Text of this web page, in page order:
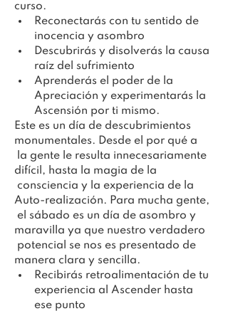
curso.
Reconectarás con tu sentido de
inocencia y asombro
Descubrirás y disolverás la causa
raíz del sufrimiento
Aprenderás el poder de la
Apreciación y experimentarás la
Ascensión por ti mismo.
Este es un día de descubrimientos
monumentales. Desde el por qué a
la gente le resulta innecesariamente
difícil, hasta la magia de la
consciencia y la experiencia de la
Auto-realización. Para mucha gente,
el sábado es un día de asombro y
maravilla ya que nuestro verdadero
potencial se nos es presentado de
manera clara y sencilla.
Recibirás retroalimentación de tu
experiencia al Ascender hasta
ese punto